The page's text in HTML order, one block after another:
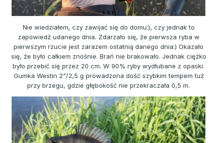
Nie wiedziałem, czy zawijać się do domu:), czy jednak to
zapowiedź udanego dnia. Zdarzało się, że pierwsza ryba w
pierwszym rzucie jest zarazem ostatnią danego dnia:) Okazało
się, że było całkiem znośnie. Brań nie brakowało. Jednak ciężko
było przebić się przez 20 cm. W 90% ryby wydłubane z opaski.
Gumka Westin 2"/2,5 g prowadzona dość szybkim tempem tuż
przy brzegu, gdzie głębokość nie przekraczała 0,5 m.